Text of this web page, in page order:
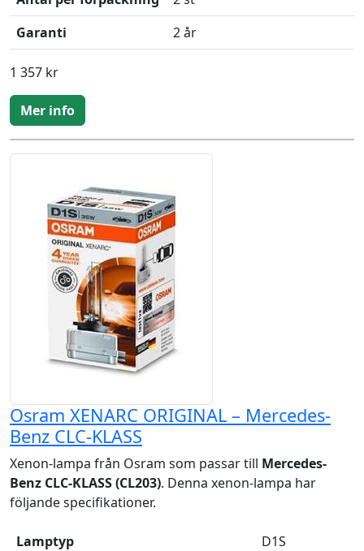
Garanti
2 år
1 357 kr
Mer info
Osram XENARC ORIGINAL – Mercedes-
Benz CLC-KLASS
Xenon-lampa från Osram som passar till Mercedes-
Benz CLC-KLASS (CL203). Denna xenon-lampa har
följande specifikationer.
Lamptyp
D1S